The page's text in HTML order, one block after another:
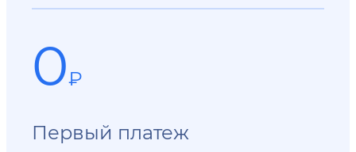
0₽
Первый платеж